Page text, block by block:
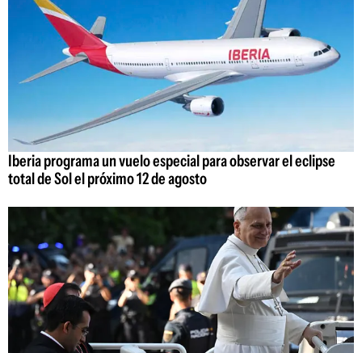
Iberia programa un vuelo especial para observar el eclipse
total de Sol el próximo 12 de agosto